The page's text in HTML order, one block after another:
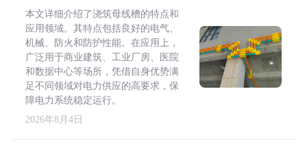
本文详细介绍了浇筑母线槽的特点和
应用领域。其特点包括良好的电气、
机械、防火和防护性能。在应用上，
广泛用于商业建筑、工业厂房、医院
和数据中心等场所，凭借自身优势满
足不同领域对电力供应的高要求，保
障电力系统稳定运行。
2026年8月4日